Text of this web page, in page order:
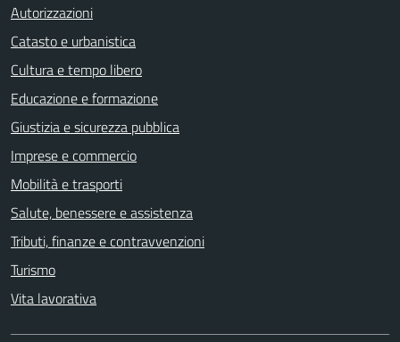
Autorizzazioni
Catasto e urbanistica
Cultura e tempo libero
Educazione e formazione
Giustizia e sicurezza pubblica
Imprese e commercio
Mobilità e trasporti
Salute, benessere e assistenza
Tributi, finanze e contravvenzioni
Turismo
Vita lavorativa